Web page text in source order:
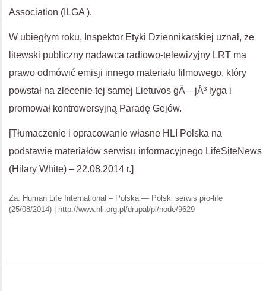
Association (ILGA ).
W ubiegłym roku, Inspektor Etyki Dziennikarskiej uznał, że
litewski publiczny nadawca radiowo-telewizyjny LRT ma
prawo odmówić emisji innego materiału filmowego, który
powstał na zlecenie tej samej Lietuvos gÄ—jÅ³ lyga i
promował kontrowersyjną Paradę Gejów.
[Tłumaczenie i opracowanie własne HLI Polska na
podstawie materiałów serwisu informacyjnego LifeSiteNews
(Hilary White) – 22.08.2014 r.]
Za: Human Life International – Polska — Polski serwis pro-life
(25/08/2014) | http://www.hli.org.pl/drupal/pl/node/9629